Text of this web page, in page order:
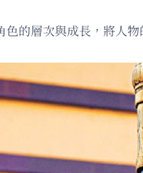
的層次與成長，將人